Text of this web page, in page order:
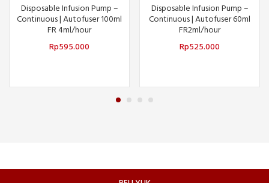
Disposable Infusion Pump –
Continuous | Autofuser 100ml
FR 4ml/hour
Rp595.000
Disposable Infusion Pump –
Continuous | Autofuser 60ml
FR2ml/hour
Rp525.000